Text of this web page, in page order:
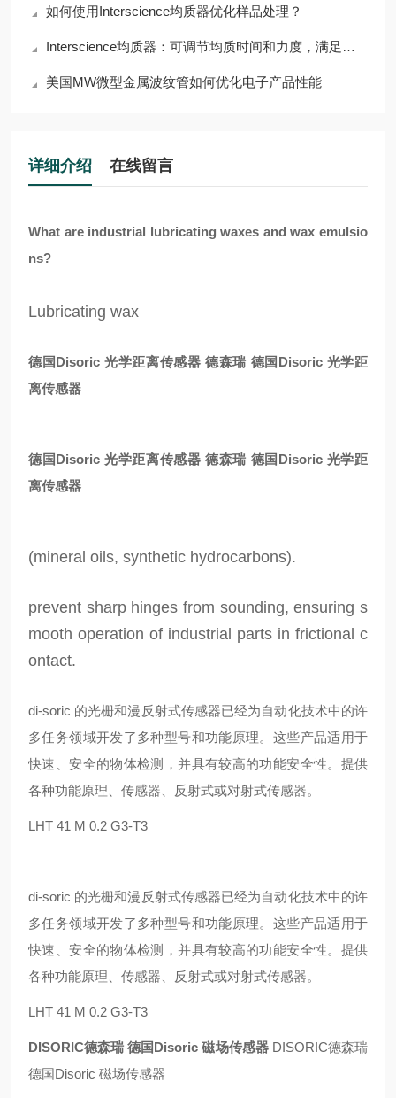
如何使用Interscience均质器优化样品处理？
Interscience均质器：可调节均质时间和力度，满足多样需求
美国MW微型金属波纹管如何优化电子产品性能
详细介绍 在线留言
What are industrial lubricating waxes and wax emulsio
ns?
Lubricating wax
德国Disoric 光学距离传感器 德森瑞 德国Disoric 光学距
离传感器
德国Disoric 光学距离传感器 德森瑞 德国Disoric 光学距
离传感器
(mineral oils, synthetic hydrocarbons).
prevent sharp hinges from sounding, ensuring s
mooth operation of industrial parts in frictional c
ontact.
di-soric 的光栅和漫反射式传感器已经为自动化技术中的许
多任务领域开发了多种型号和功能原理。这些产品适用于
快速、安全的物体检测，并具有较高的功能安全性。提供
各种功能原理、传感器、反射式或对射式传感器。
LHT 41 M 0.2 G3-T3
di-soric 的光栅和漫反射式传感器已经为自动化技术中的许
多任务领域开发了多种型号和功能原理。这些产品适用于
快速、安全的物体检测，并具有较高的功能安全性。提供
各种功能原理、传感器、反射式或对射式传感器。
LHT 41 M 0.2 G3-T3
DISORIC德森瑞 德国Disoric 磁场传感器 DISORIC德森瑞
德国Disoric 磁场传感器